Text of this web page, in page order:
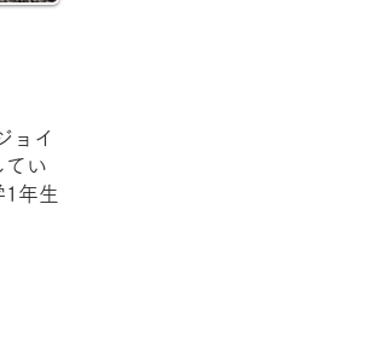
ョイ
てい
1年生